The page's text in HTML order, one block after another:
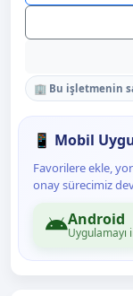
🏢 Bu işletmenin
📱 Mobil
Favorilere ekle,
onay sürecimiz
Android
Uygulamayı